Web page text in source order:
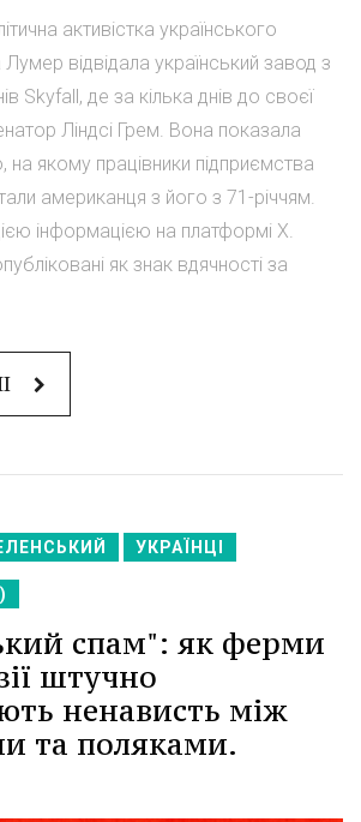
активістка українського
відвідала український завод з
Skyfall, де за кілька днів до своєї
Ліндсі Грем. Вона показала
на якому працівники підприємства
американця з його з 71-річчям.
інформацією на платформі Х.
як знак вдячності за
УКРАЇНЦІ
спам": як ферми
штучно
ненависть між
та поляками.